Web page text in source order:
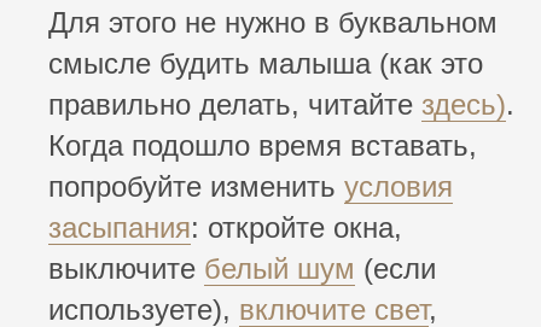
Для этого не нужно в буквальном
смысле будить малыша (как это
правильно делать, читайте здесь).
Когда подошло время вставать,
попробуйте изменить условия
засыпания: откройте окна,
выключите белый шум (если
используете), включите свет,